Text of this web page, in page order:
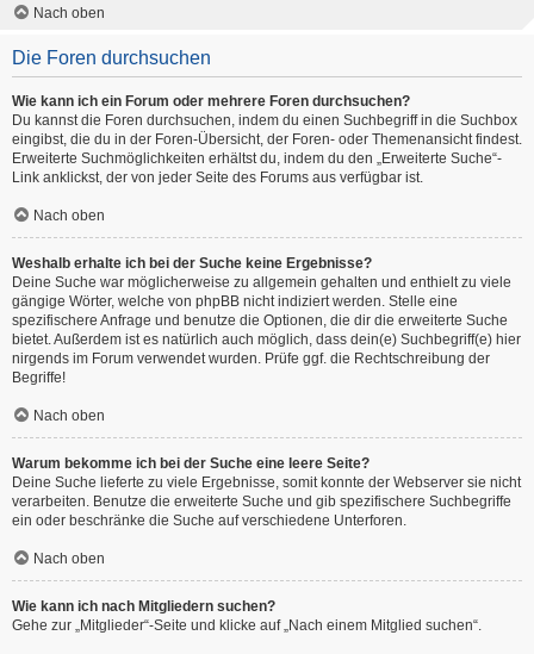
Nach oben
Die Foren durchsuchen
Wie kann ich ein Forum oder mehrere Foren durchsuchen?
Du kannst die Foren durchsuchen, indem du einen Suchbegriff in die Suchbox
eingibst, die du in der Foren-Übersicht, der Foren- oder Themenansicht findest.
Erweiterte Suchmöglichkeiten erhältst du, indem du den „Erweiterte Suche“-
Link anklickst, der von jeder Seite des Forums aus verfügbar ist.
Nach oben
Weshalb erhalte ich bei der Suche keine Ergebnisse?
Deine Suche war möglicherweise zu allgemein gehalten und enthielt zu viele
gängige Wörter, welche von phpBB nicht indiziert werden. Stelle eine
spezifischere Anfrage und benutze die Optionen, die dir die erweiterte Suche
bietet. Außerdem ist es natürlich auch möglich, dass dein(e) Suchbegriff(e) hier
nirgends im Forum verwendet wurden. Prüfe ggf. die Rechtschreibung der
Begriffe!
Nach oben
Warum bekomme ich bei der Suche eine leere Seite?
Deine Suche lieferte zu viele Ergebnisse, somit konnte der Webserver sie nicht
verarbeiten. Benutze die erweiterte Suche und gib spezifischere Suchbegriffe
ein oder beschränke die Suche auf verschiedene Unterforen.
Nach oben
Wie kann ich nach Mitgliedern suchen?
Gehe zur „Mitglieder“-Seite und klicke auf „Nach einem Mitglied suchen“.